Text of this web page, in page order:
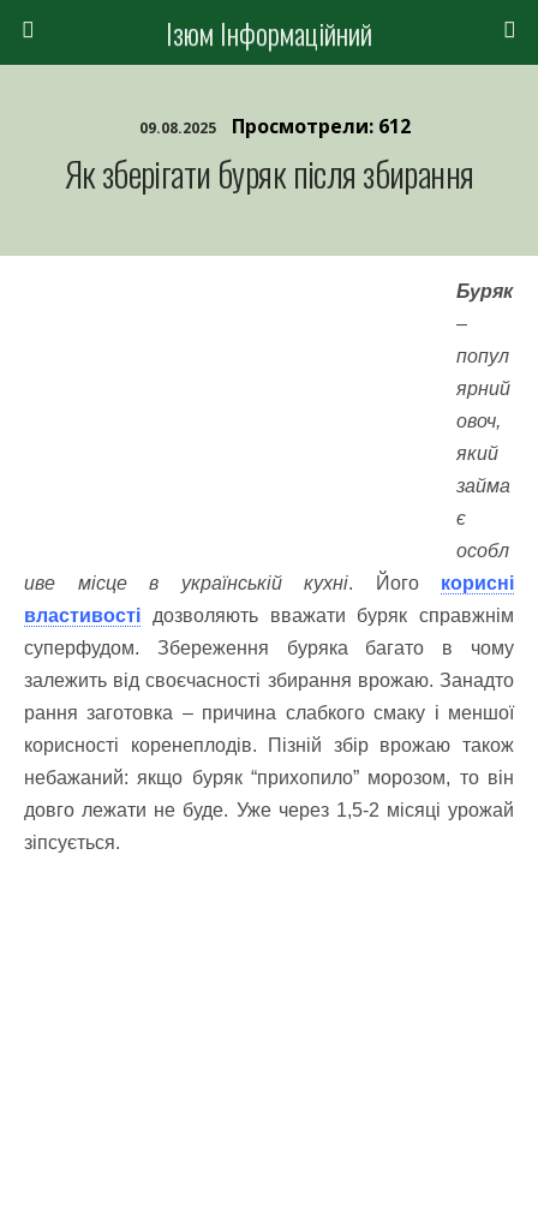
Ізюм Інформаційний
09.08.2025 Просмотрели: 612
Як зберігати буряк після збирання
Буряк
–
попул
ярний
овоч,
який
займа
є
особл
иве місце в українській кухні. Його корисні
властивості дозволяють вважати буряк справжнім
суперфудом. Збереження буряка багато в чому
залежить від своєчасності збирання врожаю. Занадто
рання заготовка – причина слабкого смаку і меншої
корисності коренеплодів. Пізній збір врожаю також
небажаний: якщо буряк “прихопило” морозом, то він
довго лежати не буде. Уже через 1,5-2 місяці урожай
зіпсується.